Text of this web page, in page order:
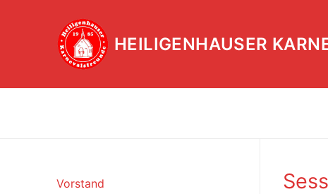
HEILIGENHAUSER
Vorstand